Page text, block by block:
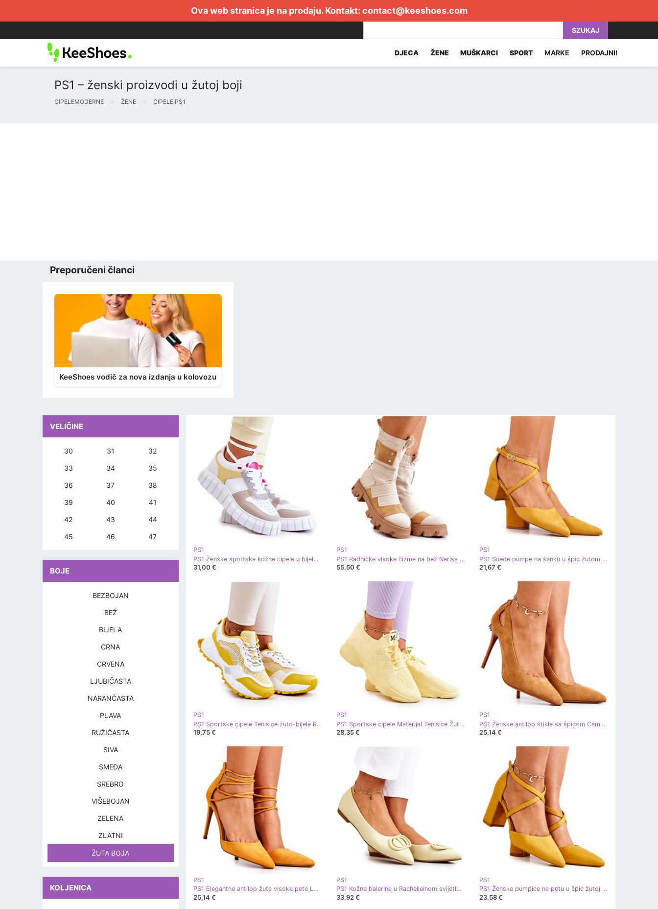
Ova web stranica je na prodaju. Kontakt: contact@keeshoes.com
SZUKAJ
DJECA ŽENE MUŠKARCI SPORT MARKE PRODAJNI!
PS1 – ženski proizvodi u žutoj boji
CIPELEMODERNE ŽENE CIPELE PS1
Preporučeni članci
KeeShoes vodič za nova izdanja u kolovozu
PS1
PS1 Ženske sportske kožne cipele u bijeloj i bež firentinskoj boji bijela žuta boja
31,00 €
PS1
PS1 Radničke visoke čizme na bež Nerisa patent zatvaraču žuta boja
55,50 €
PS1
PS1 Suede pumpe na šanku u špic žutom Shelleyu žuta boja
21,67 €
PS1
PS1 Sportske cipele Tenisice žuto-bijele Revenge bijela žuta boja
19,75 €
PS1
PS1 Sportske cipele Materijal Tenisice Žuti Nolene žuta boja
28,35 €
PS1
PS1 Ženske antilop štikle sa špicom Camel Leven smeđa žuta boja
25,14 €
PS1
PS1 Elegantne antilop žute visoke pete Loveth žuta boja
25,14 €
PS1
PS1 Kožne balerine u Rachelleinom svijetlozelenom špicu zelena žuta boja
33,92 €
PS1
PS1 Ženske pumpice na petu u špic žutoj budućnosti žuta boja
23,58 €
VELIČINE
30 31 32
33 34 35
36 37 38
39 40 41
42 43 44
45 46 47
BOJE
BEZBOJAN
BEŽ
BIJELA
CRNA
CRVENA
LJUBIČASTA
NARANČASTA
PLAVA
RUŽIČASTA
SIVA
SMEĐA
SREBRO
VIŠEBOJAN
ZELENA
ZLATNI
ŽUTA BOJA
KOLJENICA